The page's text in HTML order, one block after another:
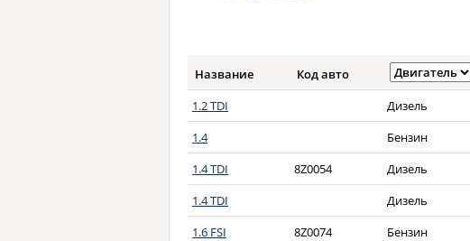
Название Код авто
1.2 TDI
Дизель
1.4
Бензин
1.4 TDI
8Z0054 Дизель
1.4 TDI
Дизель
1.6 FSI
8Z0074 Бензин